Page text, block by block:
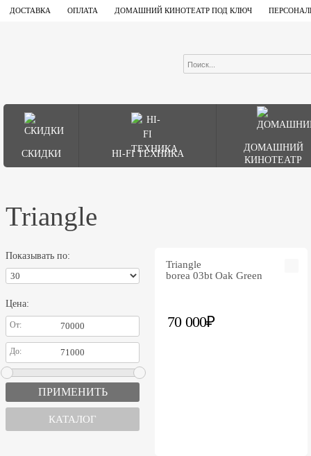
ДОСТАВКА ОПЛАТА ДОМАШНИЙ КИНОТЕАТР ПОД КЛЮЧ
СКИДКИ HI-FI ТЕХНИКА
ДОМАШНИЙ
КИНОТЕАТР
Triangle
Показывать по:
Цена:
От:
До:
КАТАЛОГ
Triangle
borea 03bt Oak Green
70 000₽